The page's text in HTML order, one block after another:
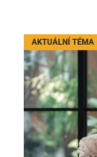
AKTUÁLNÍ TÉMA